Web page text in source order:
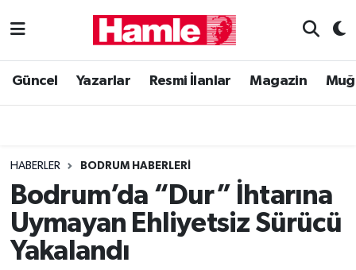
Güncel Yazarlar Resmi İlanlar Magazin
HABERLER BODRUM HABERLERI
Bodrum’da “Dur” İhtarına
Uymayan Ehliyetsiz Sürücü
Yakalandı
Güncel
Magazin
Muğla Haber
Siyaset
Muğla Nöbetçi Eczaneler
Muğla Trafik Yoğunluk Haritası
Süper Lig Puan Durumu ve Fikstür
Tüm Manşetler